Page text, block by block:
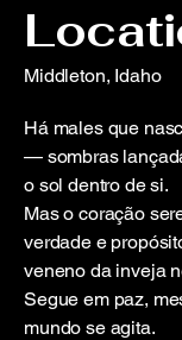
Middleton, Idaho
Há males que
— sombras
o sol dentro de si.
Mas o coração
verdade e
veneno da inveja
Segue em paz,
mundo se agita.